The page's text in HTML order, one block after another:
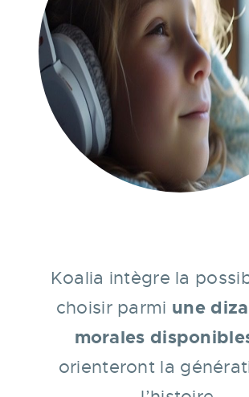
Koalia intègre la
choisir parmi une
morales
orienteront la